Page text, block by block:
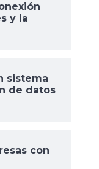
y la
sistema
de datos
con